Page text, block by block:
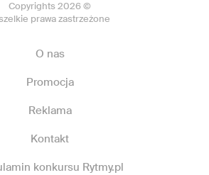
Copyrights 2026 ©
prawa zastrzeżone
O nas
Promocja
Reklama
Kontakt
konkursu Rytmy.pl